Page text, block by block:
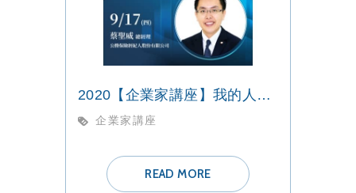
2020【企業家講座】我的人生第二曲線
企業家講座
READ MORE